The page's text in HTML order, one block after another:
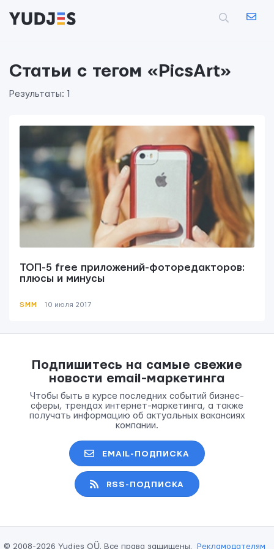
Статьи с тегом «PicsArt»
Результаты: 1
ТОП-5 free приложений-фоторедакторов:
плюсы и минусы
SMM 10 июля 2017
Подпишитесь на самые свежие
новости email-маркетинга
Чтобы быть в курсе последних событий бизнес-
сферы, трендах интернет-маркетинга, а также
получать информацию об актуальных вакансиях
компании.
EMAIL-ПОДПИСКА
RSS-ПОДПИСКА
© 2008-2026 Yudjes OÜ. Все права защищены. Рекламодателям
Контактная информация
info@yudjes.com
Rävala pst 8-ruum 810, 10143, Tallinn
Yudjes OÜ
Свяжитесь с нами
ОТПРАВИТЬ
Мы вам ответим в течении 24 часов.